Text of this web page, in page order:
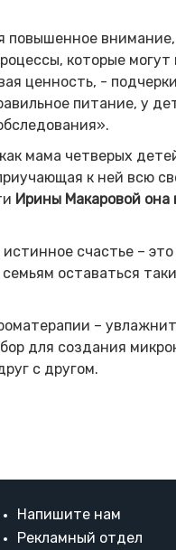
повышенное
которые могут
ценность, -
питание, у
мама четверых
к ней всю
Ирины Макаровой она
счастье – это
оставаться
–
для создания
с другом.
Напишите нам
Рекламный отдел